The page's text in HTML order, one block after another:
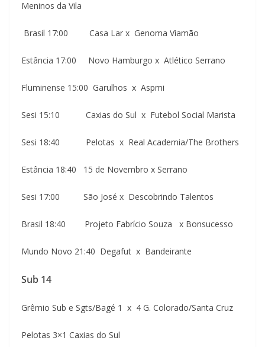
Meninos da Vila
Brasil 17:00 Casa Lar x Genoma Viamão
Estância 17:00 Novo Hamburgo x Atlético Serrano
Fluminense 15:00 Garulhos x Aspmi
Sesi 15:10 Caxias do Sul x Futebol Social Marista
Sesi 18:40 Pelotas x Real Academia/The Brothers
Estância 18:40 15 de Novembro x Serrano
Sesi 17:00 São José x Descobrindo Talentos
Brasil 18:40 Projeto Fabrício Souza x Bonsucesso
Mundo Novo 21:40 Degafut x Bandeirante
Sub 14
Grêmio Sub e Sgts/Bagé 1 x 4 G. Colorado/Santa Cruz
Pelotas 3×1 Caxias do Sul